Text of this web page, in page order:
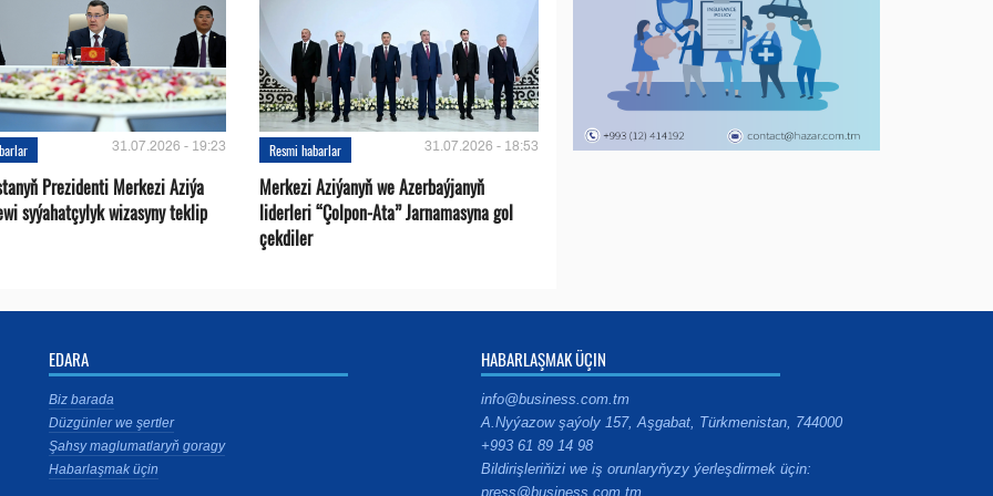
31.07.2026 - 19:23
Prezidenti Merkezi Aziýa
syýahatçylyk wizasyny teklip
Resmi habarlar 31.07.2026 - 18:53
Merkezi Aziýanyň we Azerbaýjanyň
liderleri “Çolpon-Ata” Jarnamasyna gol
çekdiler
EDARA
Biz barada
Düzgünler we şertler
Şahsy maglumatlaryň goragy
Habarlaşmak üçin
HABARLAŞMAK ÜÇIN
info@business.com.tm
A.Nyýazow şaýoly 157, Aşgabat, Türkmenistan, 744000
+993 61 89 14 98
Bildirişleriňizi we iş orunlaryňyzy ýerleşdirmek üçin:
press@business.com.tm